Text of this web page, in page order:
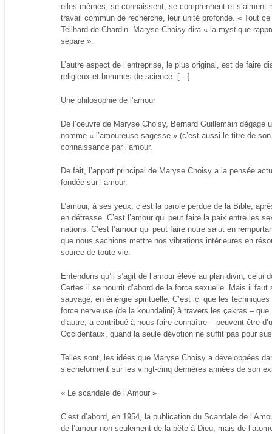
elles-mêmes, se connaissent, se comprennent et s’aiment
travail commun de recherche, leur unité profonde. « Tout
Teilhard de Chardin. Maryse Choisy dira « la mystique
sépare ».
L’autre aspect de l’entreprise, le plus original, est de faire
religieux et hommes de science. […]
Une philosophie de l’amour
De l’oeuvre de Maryse Choisy, Bernard Guillemain dégage
nomme « l’amoureuse sagesse » (c’est aussi le titre de
connaissance par l’amour.
De fait, l’apport principal de Maryse Choisy a la pensée
fondée sur l’amour.
L’amour, à ses yeux, c’est la parole perdue de la Bible,
en détresse. C’est l’amour qui peut faire la paix entre les
nations. C’est l’amour qui peut faire notre salut en
que nous sachions mettre nos vibrations intérieures en
source de toute vie.
Entendons qu’il s’agit de l’amour élevé au plan divin,
Certes il se nourrit d’abord de la force sexuelle. Mais il
sauvage, en énergie spirituelle. C’est ici que les
force nerveuse (de la koundalini) à travers les çakras –
d’autre, a contribué à nous faire connaître – peuvent être
Occidentaux, quand la seule dévotion ne suffit pas pour
Telles sont, les idées que Maryse Choisy a développées
s’échelonnent sur les vingt-cinq dernières années de son
« Le scandale de l’Amour »
C’est d’abord, en 1954, la publication du Scandale de
de l’amour non seulement de la bête à Dieu, mais de